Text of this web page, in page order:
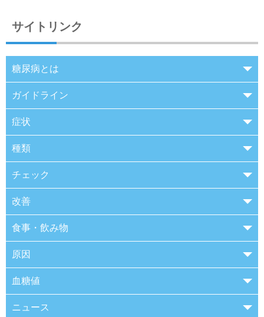
サイトリンク
糖尿病とは
ガイドライン
症状
種類
チェック
改善
食事・飲み物
原因
血糖値
ニュース